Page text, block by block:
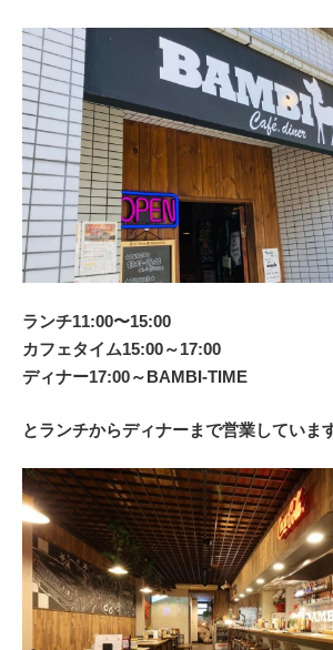
ランチ11:00〜15:00
カフェタイム15:00～17:00
ディナー17:00～BAMBI-TIME
とランチからディナーまで営業していま